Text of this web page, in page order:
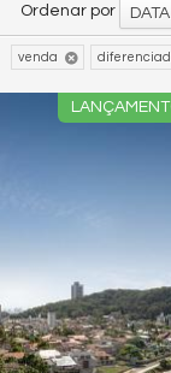
Ordenar por
venda